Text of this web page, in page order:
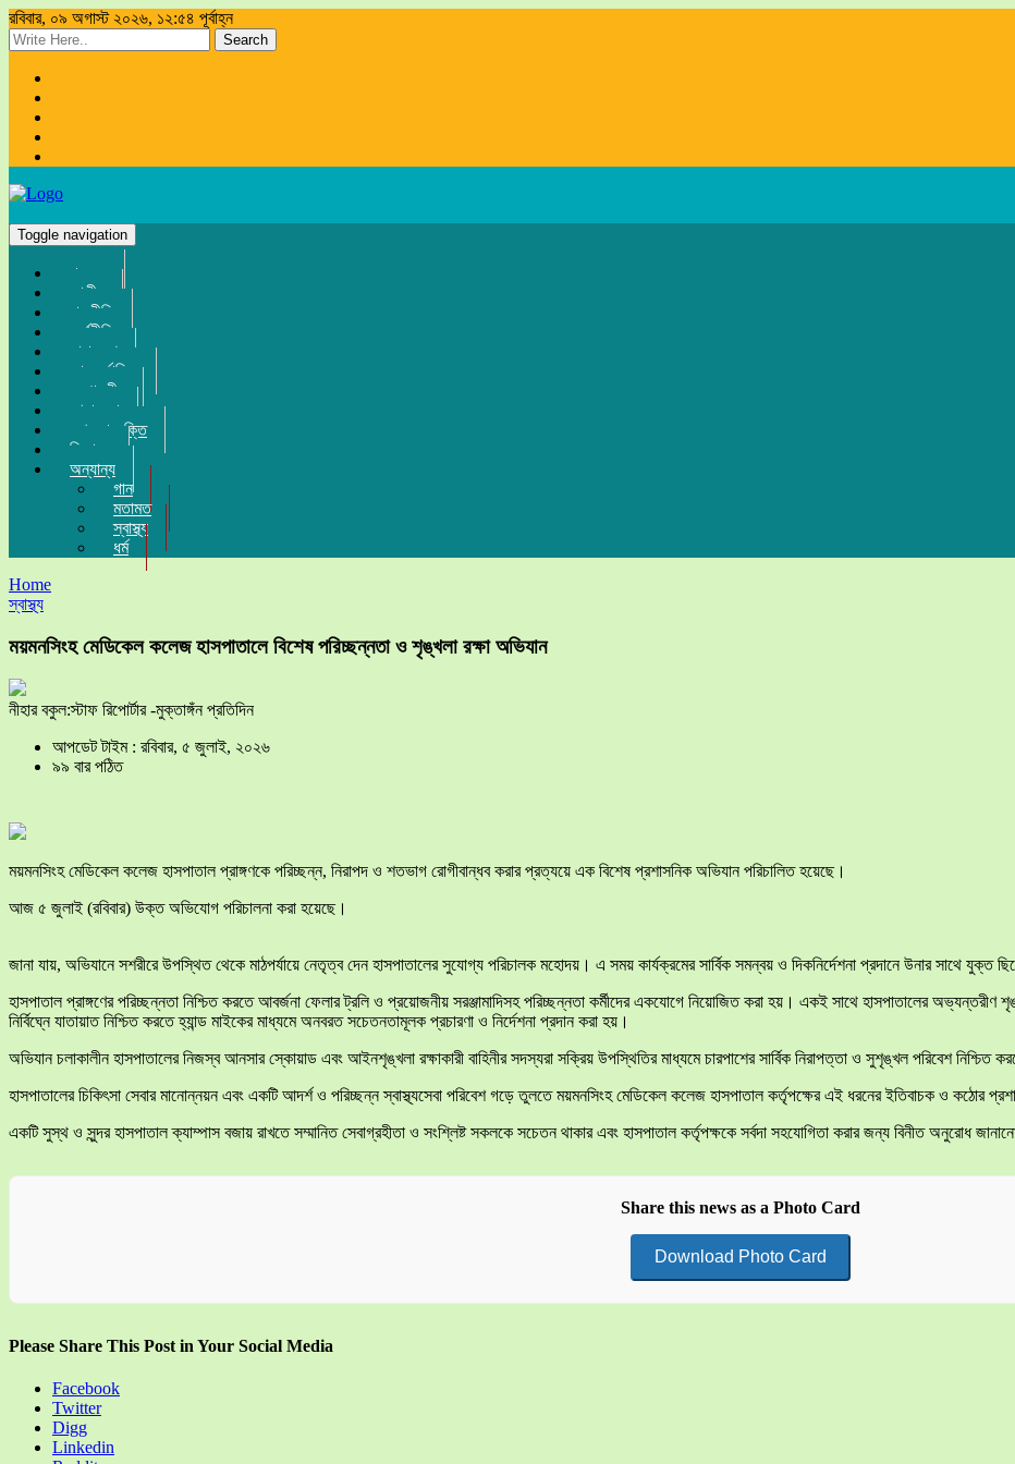
রবিবার, ০৯ অগাস্ট ২০২৬, ১২:৫৪ পূর্বাহ্ন
Search
Toggle navigation
প্রচ্ছদ
জাতীয়
রাজনীতি
অর্থনীতি
সারা দেশ
আন্তর্জাতিক
সম্পাদকীয়
খেলা-ধুলা
তথ্য-প্রযুক্তি
বিনোদন
অন্যান্য
গান
মতামত
স্বাস্থ্য
ধর্ম
Home
স্বাস্থ্য
ময়মনসিংহ মেডিকেল কলেজ হাসপাতালে বিশেষ পরিচ্ছন্নতা ও শৃঙ্খলা রক্ষা অভিযান
নীহার বকুল:স্টাফ রিপোর্টার -মুক্তাঙ্গঁন প্রতিদিন
আপডেট টাইম : রবিবার, ৫ জুলাই, ২০২৬
৯৯ বার পঠিত
​ময়মনসিংহ মেডিকেল কলেজ হাসপাতাল প্রাঙ্গণকে পরিচ্ছন্ন, নিরাপদ ও শতভাগ রোগীবান্ধব করার প্রত্যয়ে এক বিশেষ প্রশাসনিক অভিযান পরিচালিত হয়েছে।
আজ ৫ জুলাই (রবিবার) উক্ত অভিযোগ পরিচালনা করা হয়েছে।
জানা যায়, অভিযানে সশরীরে উপস্থিত থেকে মাঠপর্যায়ে নেতৃত্ব দেন হাসপাতালের সুযোগ্য পরিচালক মহোদয়। এ সময় কার্যক্রমের সার্বিক সমন্বয় ও দিকনির্দেশনা প্রদানে উনার সাথে যুক্ত
হাসপাতাল প্রাঙ্গণের পরিচ্ছন্নতা নিশ্চিত করতে আবর্জনা ফেলার ট্রলি ও প্রয়োজনীয় সরঞ্জামাদিসহ পরিচ্ছন্নতা কর্মীদের একযোগে নিয়োজিত করা হয়। একই সাথে হাসপাতালের অভ্যন্তরীণ
নির্বিঘ্নে যাতায়াত নিশ্চিত করতে হ্যান্ড মাইকের মাধ্যমে অনবরত সচেতনতামূলক প্রচারণা ও নির্দেশনা প্রদান করা হয়।
​অভিযান চলাকালীন হাসপাতালের নিজস্ব আনসার স্কোয়াড এবং আইনশৃঙ্খলা রক্ষাকারী বাহিনীর সদস্যরা সক্রিয় উপস্থিতির মাধ্যমে চারপাশের সার্বিক নিরাপত্তা ও সুশৃঙ্খল পরিবেশ নিশ্চিত
​হাসপাতালের চিকিৎসা সেবার মানোন্নয়ন এবং একটি আদর্শ ও পরিচ্ছন্ন স্বাস্থ্যসেবা পরিবেশ গড়ে তুলতে ময়মনসিংহ মেডিকেল কলেজ হাসপাতাল কর্তৃপক্ষের এই ধরনের ইতিবাচক ও কঠোর
​একটি সুস্থ ও সুন্দর হাসপাতাল ক্যাম্পাস বজায় রাখতে সম্মানিত সেবাগ্রহীতা ও সংশ্লিষ্ট সকলকে সচেতন থাকার এবং হাসপাতাল কর্তৃপক্ষকে সর্বদা সহযোগিতা করার জন্য বিনীত অনুরোধ
Share this news as a Photo Card
Download Photo Card
Please Share This Post in Your Social Media
Facebook
Twitter
Digg
Linkedin